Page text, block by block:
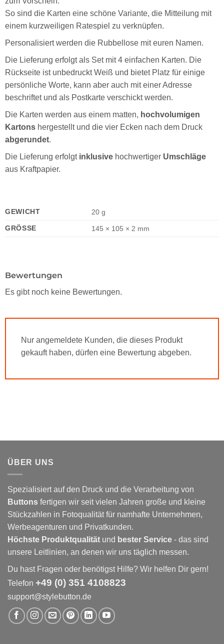
So sind die Karten eine schöne Variante, die Mitteilung mit
einem kurzweiligen Ratespiel zu verknüpfen.
Personalisiert werden die Rubbellose mit euren Namen.
Die Lieferung erfolgt als Set mit 4 einfachen Karten. Die
Rückseite ist unbedruckt Weiß und bietet Platz für einige
persönliche Worte, kann aber auch mit einer Adresse
beschriftet und als Postkarte verschickt werden.
Die Karten werden aus einem matten, hochvolumigen
Kartonshergestellt und die vier Ecken nach dem Druck
abgerundet.
Die Lieferung erfolgt inklusivehochwertiger Umschläge
aus Kraftpapier.
GEWICHT
20 g
GRÖSSE
145 × 105 × 2 mm
Bewertungen
Es gibt noch keine Bewertungen.
Nur angemeldete Kunden, die dieses Produkt
gekauft haben, dürfen eine Bewertung abgeben.
ÜBER UNS
Spezialisiert auf den Druck und die Verarbeitung von
Buttons fertigen wir seit vielen Jahren große und kleine
Stückzahlen in Fotoqualität für namhafte Unternehmen,
Werbeagenturen und Privatkunden.
Höchste Produktqualität und bester Service - das sind
unsere Leitlinien, an denen wir uns täglich messen.
Du hast Fragen oder benötigst Hilfe? Wir helfen Dir gern!
Telefon +49 (0) 351 4108823
support@stylebutton.de